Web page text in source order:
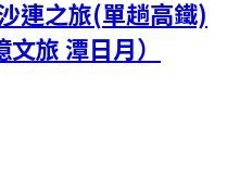
連之旅(單趟高鐵)
旅 潭日月）